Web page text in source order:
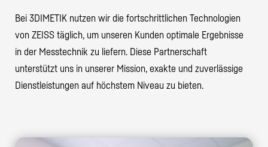
Bei 3DIMETIK nutzen wir die fortschrittlichen Technologien
von ZEISS täglich, um unseren Kunden optimale Ergebnisse
in der Messtechnik zu liefern. Diese Partnerschaft
unterstützt uns in unserer Mission, exakte und zuverlässige
Dienstleistungen auf höchstem Niveau zu bieten.